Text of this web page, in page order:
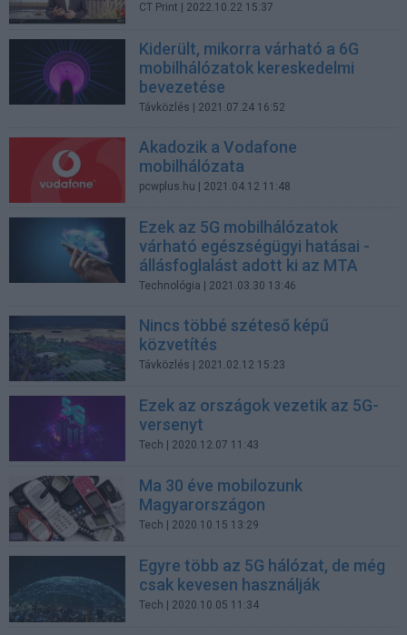
CT Print | 2022.10.22 15:37
Kiderült, mikorra várható a 6G
mobilhálózatok kereskedelmi
bevezetése
Távközlés | 2021.07.24 16:52
Akadozik a Vodafone
mobilhálózata
pcwplus.hu | 2021.04.12 11:48
Ezek az 5G mobilhálózatok
várható egészségügyi hatásai -
állásfoglalást adott ki az MTA
Technológia | 2021.03.30 13:46
Nincs többé széteső képű
közvetítés
Távközlés | 2021.02.12 15:23
Ezek az országok vezetik az 5G-
versenyt
Tech | 2020.12.07 11:43
Ma 30 éve mobilozunk
Magyarországon
Tech | 2020.10.15 13:29
Egyre több az 5G hálózat, de még
csak kevesen használják
Tech | 2020.10.05 11:34